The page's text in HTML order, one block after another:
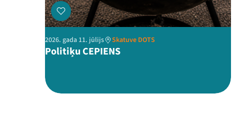
2026. gada 11. jūlijs Skatuve DOTS
Politiķu CEPIENS